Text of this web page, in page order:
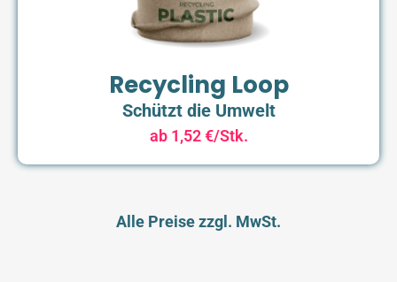
Recycling Loop
Schützt die Umwelt
ab 1,52 €/Stk.
Alle Preise zzgl. MwSt.